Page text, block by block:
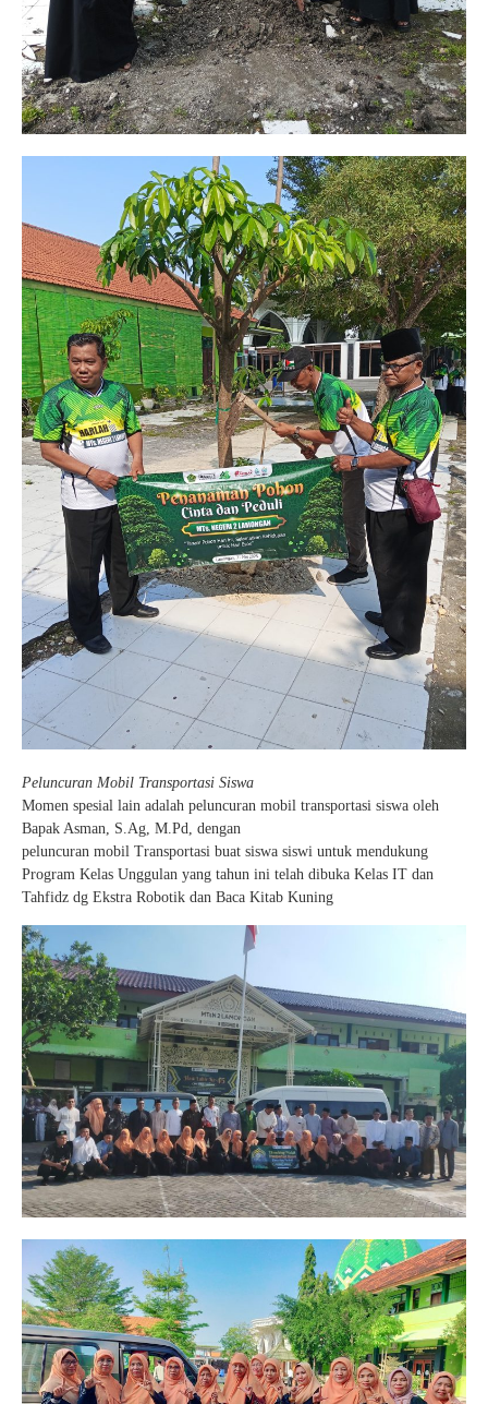
Peluncuran Mobil Transportasi Siswa
Momen spesial lain adalah peluncuran mobil transportasi siswa oleh
Bapak Asman, S.Ag, M.Pd, dengan
peluncuran mobil Transportasi buat siswa siswi untuk mendukung
Program Kelas Unggulan yang tahun ini telah dibuka Kelas IT dan
Tahfidz dg Ekstra Robotik dan Baca Kitab Kuning